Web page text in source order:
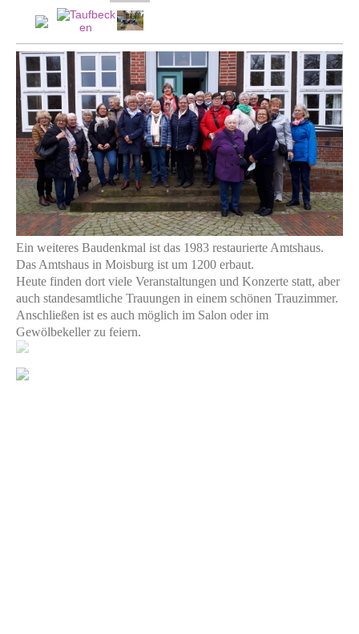
Ein weiteres Baudenkmal ist das 1983 restaurierte Amtshaus.
Das Amtshaus in Moisburg ist um 1200 erbaut.
Heute finden dort viele Veranstaltungen und Konzerte statt, aber
auch standesamtliche Trauungen in einem schönen Trauzimmer.
Anschließen ist es auch möglich im Salon oder im
Gewölbekeller zu feiern.